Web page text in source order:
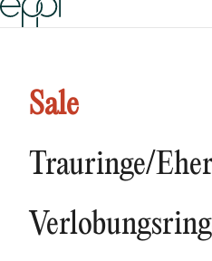
Sale
Trauringe/
NEUHEITEN
Mahiya